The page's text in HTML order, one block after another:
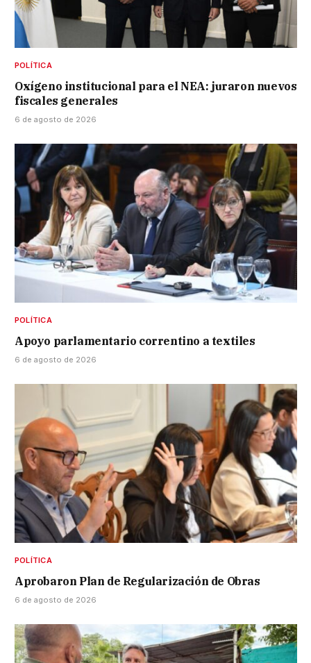
POLÍTICA
Oxígeno institucional para el NEA: juraron nuevos
fiscales generales
6 de agosto de 2026
POLÍTICA
Apoyo parlamentario correntino a textiles
6 de agosto de 2026
POLÍTICA
Aprobaron Plan de Regularización de Obras
6 de agosto de 2026